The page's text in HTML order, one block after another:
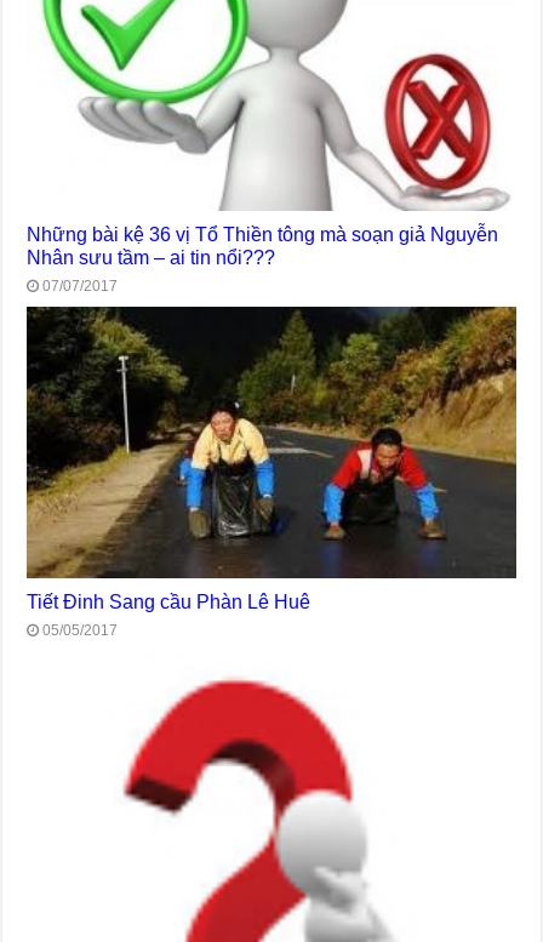
Những bài kệ 36 vị Tổ Thiền tông mà soạn giả Nguyễn
Nhân sưu tầm – ai tin nổi???
07/07/2017
Tiết Đinh Sang cầu Phàn Lê Huê
05/05/2017